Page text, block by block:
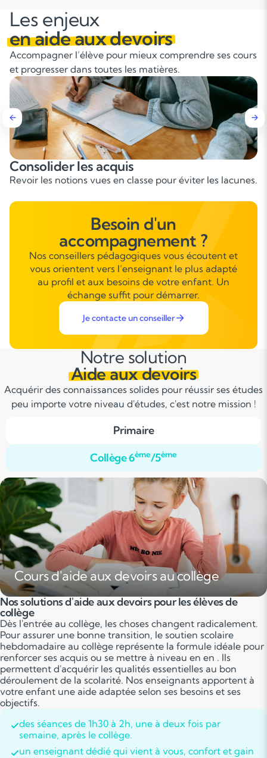
Les enjeux
en aide aux devoirs
Accompagner l’élève pour mieux comprendre ses cours
et progresser dans toutes les matières.
Apprendre à s’organiser
Méthodes pour gérer les devoirs et le temps d’étude.
Besoin d'un
accompagnement ?
Nos conseillers pédagogiques vous écoutent et
vous orientent vers l’enseignant le plus adapté
au profil et aux besoins de votre enfant. Un
échange suffit pour démarrer.
Je contacte un conseiller
Notre solution
Aide aux devoirs
Acquérir des connaissances solides pour réussir ses études
peu importe votre niveau d'études, c'est notre mission !
Primaire
Collège 6ème/5ème
Cours d'aide aux devoirs au collège
Nos solutions d'aide aux devoirs pour les élèves de
collège
Dès l'entrée au collège, les choses changent radicalement.
Pour assurer une bonne transition, le soutien scolaire
hebdomadaire au collège représente la formule idéale pour
renforcer ses acquis ou se mettre à niveau en en . Ils
permettent d'acquérir les qualités essentielles au bon
déroulement de la scolarité. Nos enseignants apportent à
votre enfant une aide adaptée selon ses besoins et ses
objectifs.
des séances de 1h30 à 2h, une à deux fois par
semaine, après le collège.
un enseignant dédié qui vient à vous, confort et gain